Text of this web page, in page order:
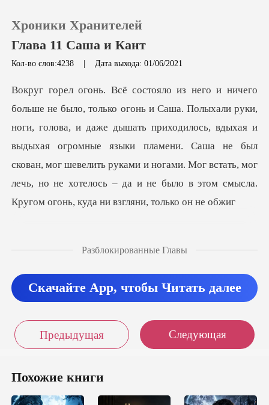
0
Хроники Хранителей
Глава 11 Саша и Кант
Кол-во слов:4238 | Дата выхода: 01/06/2021
и даже дышать приходилось, вдыхая и
выдыхая огромные языки пламени. Саша не был
скован, мог шевелить руками и ногами
Разблокированные Главы
Скачайте App, чтобы Читать далее
Предыдущая Следующая
Похожие книги